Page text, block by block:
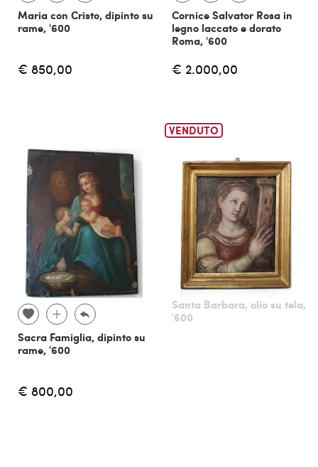
Maria con Cristo, dipinto su
rame, '600
€ 850,00
Cornice Salvator Rosa in
legno laccato e dorato
Roma, '600
€ 2.000,00
Sacra Famiglia, dipinto su
rame, '600
€ 800,00
VENDUTO
Santa Barbara, olio su tela,
'600